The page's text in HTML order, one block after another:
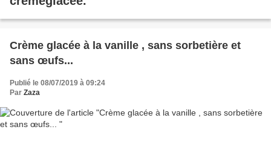
Crème glacée à la vanille , sans sorbetière et
sans œufs...
Publié le 08/07/2019 à 09:24
Par Zaza